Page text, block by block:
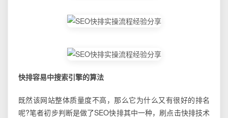
快排容易中搜索引擎的算法
既然该网站整体质量度不高，那么它为什么又有很好的排名
呢?笔者初步判断是做了SEO快排其中一种，刷点击快排技术